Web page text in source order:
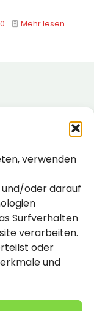
verwenden
oder darauf
Surfverhalten
verarbeiten.
oder
und
0 Mehr lesen